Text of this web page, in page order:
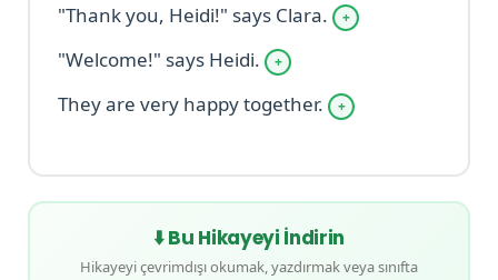
"Thank you, Heidi!" says Clara. +
"Welcome!" says Heidi. +
They are very happy together. +
Bu Hikayeyi İndirin
Hikayeyi çevrimdışı okumak, yazdırmak veya sınıfta